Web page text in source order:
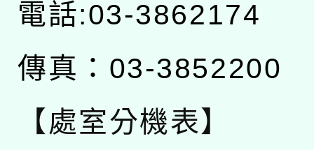
電話:03-3862174
傳真：03-3852200
【處室分機表】